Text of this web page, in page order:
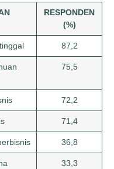
RESPONDEN
(%)
87,2
75,5
72,2
71,4
36,8
33,3